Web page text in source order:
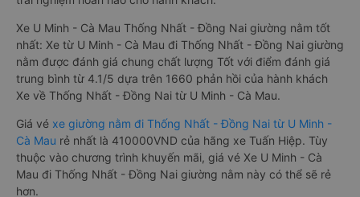
Xe U Minh - Cà Mau Thống Nhất - Đồng Nai giường nằm tốt
nhất: Xe từ U Minh - Cà Mau đi Thống Nhất - Đồng Nai giường
nằm được đánh giá chung chất lượng Tốt với điểm đánh giá
trung bình từ 4.1/5 dựa trên 1660 phản hồi của hành khách
Xe về Thống Nhất - Đồng Nai từ U Minh - Cà Mau.
Giá vé xe giường nằm đi Thống Nhất - Đồng Nai từ U Minh -
Cà Mau rẻ nhất là 410000VND của hãng xe Tuấn Hiệp. Tùy
thuộc vào chương trình khuyến mãi, giá vé Xe U Minh - Cà
Mau đi Thống Nhất - Đồng Nai giường nằm này có thể sẽ rẻ
hơn.